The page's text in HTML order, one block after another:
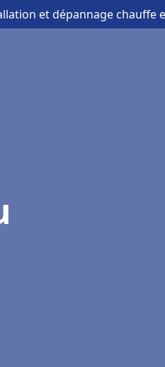
et dépannage chauffe